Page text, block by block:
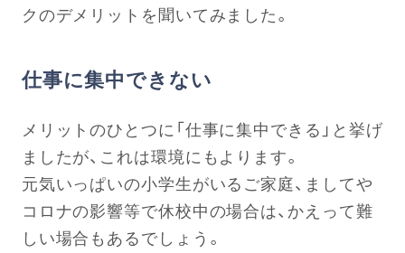
クのデメリットを聞いてみました。
仕事に集中できない
メリットのひとつに「仕事に集中できる」と挙げ
ましたが、これは環境にもよります。
元気いっぱいの小学生がいるご家庭、ましてや
コロナの影響等で休校中の場合は、かえって難
しい場合もあるでしょう。